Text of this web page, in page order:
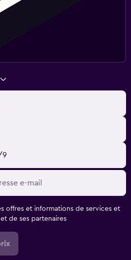
9
offres et informations de services et
de ses partenaires